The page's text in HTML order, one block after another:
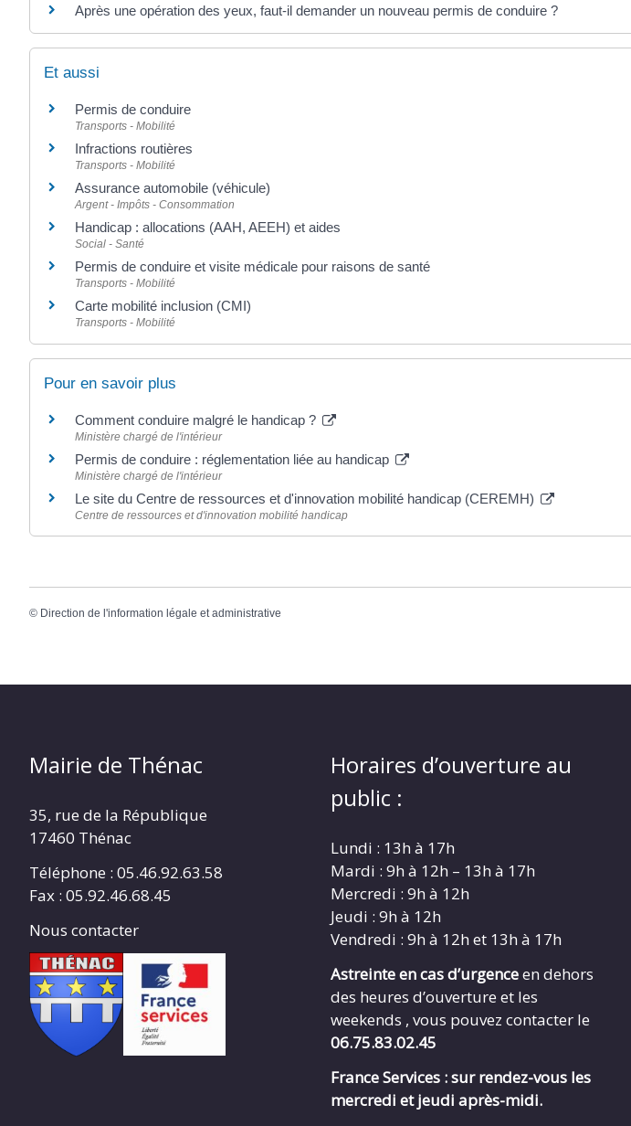
Après une opération des yeux, faut-il demander un nouveau permis de conduire ?
Et aussi
Permis de conduire
Transports - Mobilité
Infractions routières
Transports - Mobilité
Assurance automobile (véhicule)
Argent - Impôts - Consommation
Handicap : allocations (AAH, AEEH) et aides
Social - Santé
Permis de conduire et visite médicale pour raisons de santé
Transports - Mobilité
Carte mobilité inclusion (CMI)
Transports - Mobilité
Pour en savoir plus
Comment conduire malgré le handicap ?
Ministère chargé de l'intérieur
Permis de conduire : réglementation liée au handicap
Ministère chargé de l'intérieur
Le site du Centre de ressources et d'innovation mobilité handicap (CEREMH)
Centre de ressources et d'innovation mobilité handicap
© Direction de l'information légale et administrative
Mairie de Thénac
35, rue de la République
17460 Thénac
Téléphone : 05.46.92.63.58
Fax : 05.92.46.68.45
Nous contacter
Horaires d’ouverture au
public :
Lundi : 13h à 17h
Mardi : 9h à 12h – 13h à 17h
Mercredi : 9h à 12h
Jeudi : 9h à 12h
Vendredi : 9h à 12h et 13h à 17h
Astreinte en cas d’urgenceen dehors
des heures d’ouverture et les
weekends , vous pouvez contacter le
06.75.83.02.45
France Services : sur rendez-vous les
mercredi et jeudi après-midi.